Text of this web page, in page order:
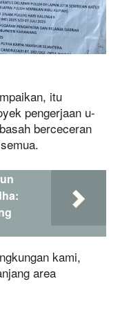
itu
pengerjaan u-
berceceran
kami,
area